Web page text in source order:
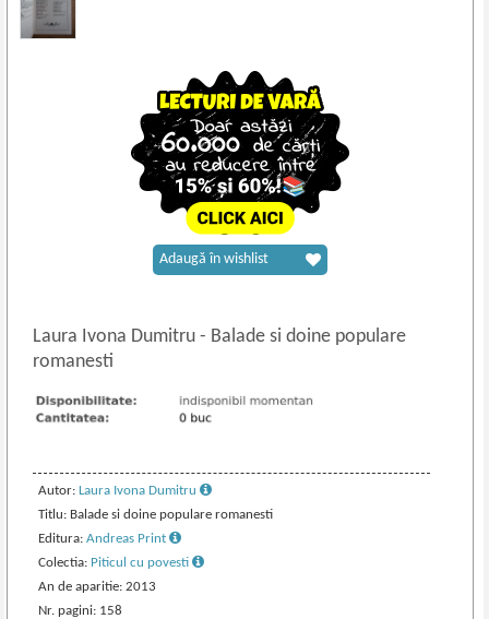
Laura Ivona Dumitru- Balade si doine populare
romanesti
Autor:Laura Ivona Dumitru
Titlu: Balade si doine populare romanesti
Editura:Andreas Print
Colectia: Piticul cu povesti
An de aparitie: 2013
Nr. pagini: 158
Adaugă în wishlist